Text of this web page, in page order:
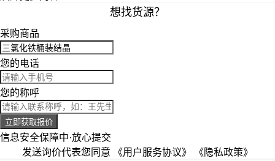
想找货源？
采购商品
您的电话
您的称呼
立即获取报价
信息安全保障中·放心提交
发送询价代表您同意 《用户服务协议》
《隐私政策》